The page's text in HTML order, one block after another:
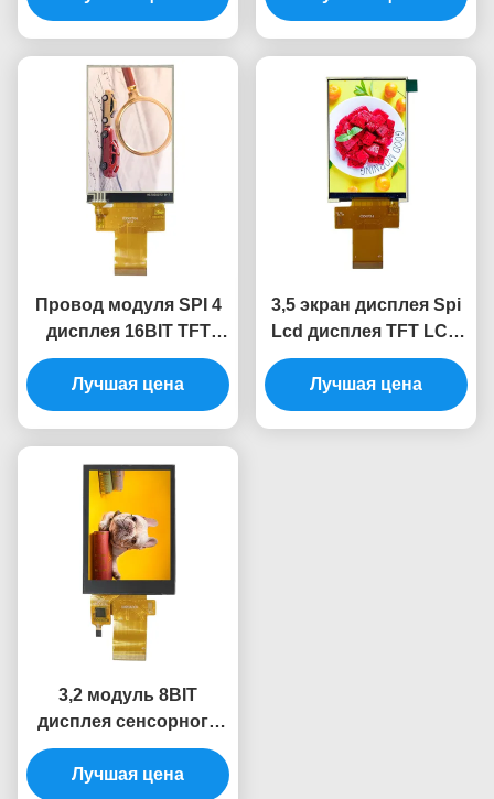
сопротивляющееся
Провод модуля SPI 4
дисплея 16BIT TFT
дисплей Arduino
320*480 Tft Lcd 3,5
дюймов
Лучшая цена
3,5 экран дисплея Spi
Lcd дисплея TFT LCD
дюйма 320x480
взаимодействует MCU
8080 8BIT
Лучшая цена
3,2 модуль 8BIT
дисплея сенсорного
экрана модуля
дисплея дюйма TFT
Лучшая цена